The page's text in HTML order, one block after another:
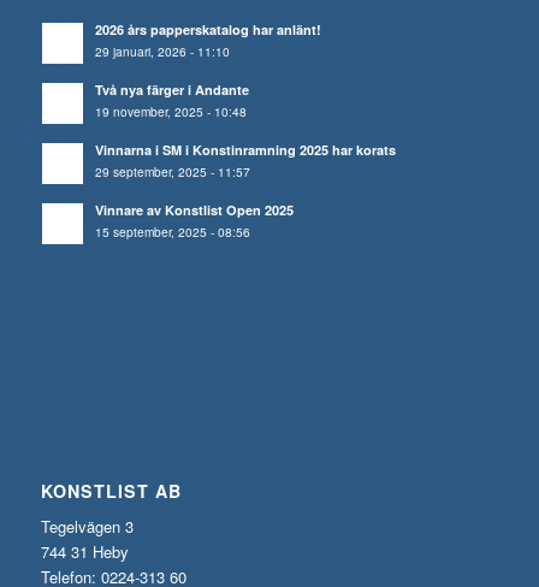
2026 års papperskatalog har anlänt!
29 januari, 2026 - 11:10
Två nya färger i Andante
19 november, 2025 - 10:48
Vinnarna i SM i Konstinramning 2025 har korats
29 september, 2025 - 11:57
Vinnare av Konstlist Open 2025
15 september, 2025 - 08:56
KONSTLIST AB
Tegelvägen 3
744 31 Heby
Telefon: 0224-313 60